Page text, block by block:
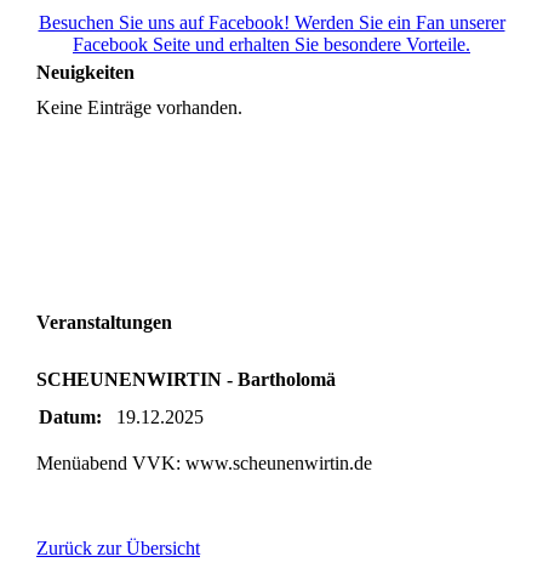
Besuchen Sie uns auf Facebook! Werden Sie ein Fan unserer
Facebook Seite und erhalten Sie besondere Vorteile.
Neuigkeiten
Keine Einträge vorhanden.
Veranstaltungen
SCHEUNENWIRTIN - Bartholomä
Datum:
19.12.2025
Menüabend VVK: www.scheunenwirtin.de
Zurück zur Übersicht